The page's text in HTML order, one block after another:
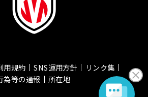
用規約 SNS運用方針
リンク集
為等の通報 所在地